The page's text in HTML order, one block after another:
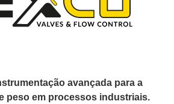
avançada para a
peso em processos industriais.